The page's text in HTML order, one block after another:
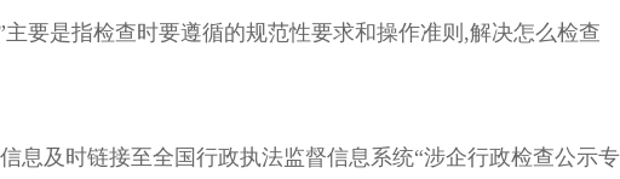
要是指检查时要遵循的规范性要求和操作准则,解决怎么检查
息及时链接至全国行政执法监督信息系统“涉企行政检查公示专